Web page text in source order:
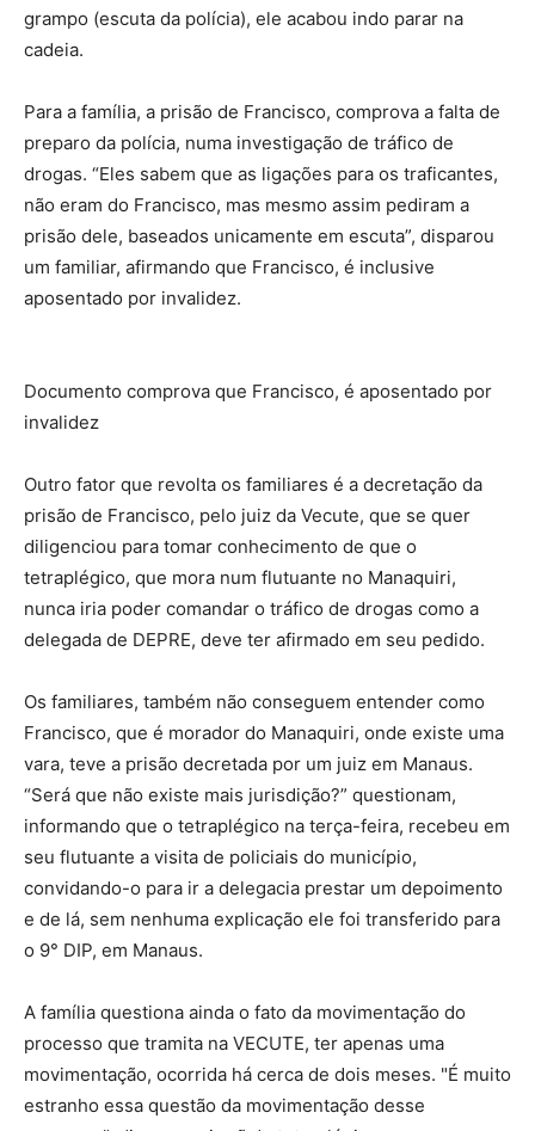
grampo (escuta da polícia), ele acabou indo parar na
cadeia.
Para a família, a prisão de Francisco, comprova a falta de
preparo da polícia, numa investigação de tráfico de
drogas. “Eles sabem que as ligações para os traficantes,
não eram do Francisco, mas mesmo assim pediram a
prisão dele, baseados unicamente em escuta”, disparou
um familiar, afirmando que Francisco, é inclusive
aposentado por invalidez.
Documento comprova que Francisco, é aposentado por
invalidez
Outro fator que revolta os familiares é a decretação da
prisão de Francisco, pelo juiz da Vecute, que se quer
diligenciou para tomar conhecimento de que o
tetraplégico, que mora num flutuante no Manaquiri,
nunca iria poder comandar o tráfico de drogas como a
delegada de DEPRE, deve ter afirmado em seu pedido.
Os familiares, também não conseguem entender como
Francisco, que é morador do Manaquiri, onde existe uma
vara, teve a prisão decretada por um juiz em Manaus.
“Será que não existe mais jurisdição?” questionam,
informando que o tetraplégico na terça-feira, recebeu em
seu flutuante a visita de policiais do município,
convidando-o para ir a delegacia prestar um depoimento
e de lá, sem nenhuma explicação ele foi transferido para
o 9° DIP, em Manaus.
A família questiona ainda o fato da movimentação do
processo que tramita na VECUTE, ter apenas uma
movimentação, ocorrida há cerca de dois meses. "É muito
estranho essa questão da movimentação desse